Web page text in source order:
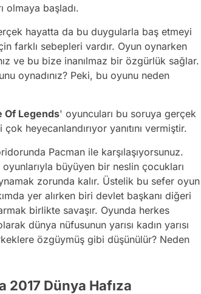
olmaya başladı.
hayatta da bu duygularla baş etmeyi
farklı sebepleri vardır. Oyun oynarken
ve bu bize inanılmaz bir özgürlük sağlar.
oynadınız? Peki, bu oyunu neden
Of Legends' oyuncuları bu soruya gerçek
heyecanlandırıyor yanıtını vermiştir.
Pacman ile karşılaşıyorsunuz.
büyüyen bir neslin çocukları
zorunda kalır. Üstelik bu sefer oyun
yer alırken biri devlet başkanı diğeri
birlikte savaşır. Oyunda herkes
dünya nüfusunun yarısı kadın yarısı
özgüymüş gibi düşünülür? Neden
2017 Dünya Hafıza